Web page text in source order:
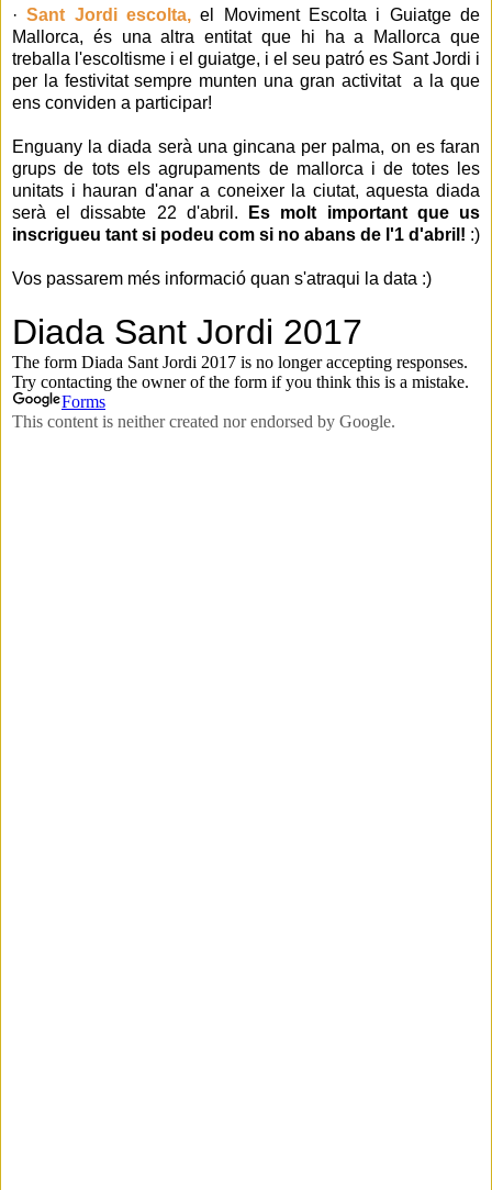
·Sant Jordi escolta,el Moviment Escolta i Guiatge de
Mallorca, és una altra entitat que hi ha a Mallorca que
treballa l'escoltisme i el guiatge, i el seu patró es Sant Jordi i
per la festivitat sempre munten una gran activitat a la que
ens conviden a participar!
Enguany la diada serà una gincana per palma, on es faran
grups de tots els agrupaments de mallorca i de totes les
unitats i hauran d'anar a coneixer la ciutat, aquesta diada
serà el dissabte 22 d'abril.
Es molt important que us
inscrigueu tant si podeu com si no abans de l'1 d'abril! :)
Vos passarem més informació quan s'atraqui la data :)